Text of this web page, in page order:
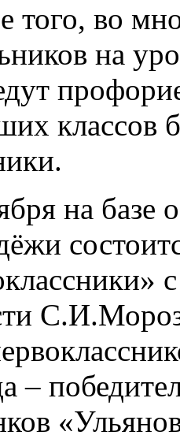
того, во
на
классов
на базе
–